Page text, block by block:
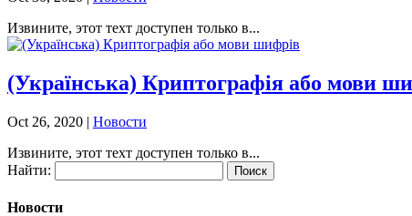
Извините, этот техт доступен только в...
(Українська) Криптографія або мови
Oct 26, 2020 | Новости
Извините, этот техт доступен только в...
Найти:
Новости